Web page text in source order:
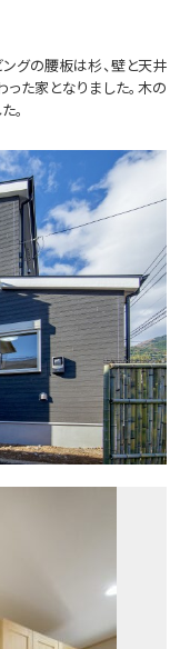
グの腰板は杉、壁と天井
た家となりました。木の
。